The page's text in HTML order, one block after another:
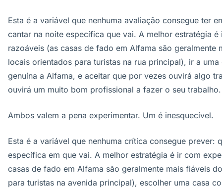
Esta é a variável que nenhuma avaliação consegue ter
cantar na noite específica que vai. A melhor estratégia
razoáveis (as casas de fado em Alfama são geralmente
locais orientados para turistas na rua principal), ir a
genuína a Alfama, e aceitar que por vezes ouvirá algo
ouvirá um muito bom profissional a fazer o seu trabalho.
Ambos valem a pena experimentar. Um é inesquecível.
Esta é a variável que nenhuma crítica consegue prever:
específica em que vai. A melhor estratégia é ir com
casas de fado em Alfama são geralmente mais fiáveis
para turistas na avenida principal), escolher uma casa